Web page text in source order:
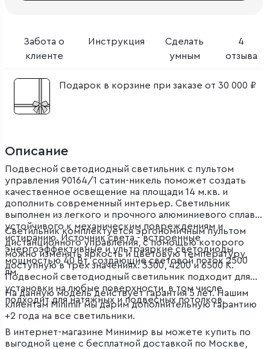
Забота о
клиенте
Инструкция
Сделать
умным
4
отзыва
Подарок в корзине при заказе от 30 000 ₽
Описание
Подвесной светодиодный светильник с пультом
управления 90164/1 сатин-никель поможет создать
качественное освещение на площади 14 м.кв. и
дополнить современный интерьер. Светильник
выполнен из легкого и прочного алюминиевого сплава,
устойчивого к механическим повреждениям и
истиранию. Источник света - встроенные
энергоэффективные и ультраяркие светодиоды
мощностью 40 Вт, создающие световой поток 2500
лм.
Светильник комплектуется эргономичным пультом
дистанционного управления, с помощью которого
можно изменять яркость и цветовую температуру,
доступную в трех значениях: 3300, 4200 и 6500 К.
Подвесной светодиодный светильник подходит для
установки на любые поверхности, в том числе
подходит для натяжных и подвесных потолков.
На данную модель действует гарантия 5 лет. Нашим
клиентам Minimir мы дарим дополнительную гарантию
+2 года на все светильники.
В интернет-магазине Минимир вы можете купить по
выгодной цене с бесплатной доставкой по Москве,